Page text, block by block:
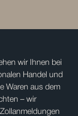
wir Ihnen bei
Handel und
Waren aus dem
– wir